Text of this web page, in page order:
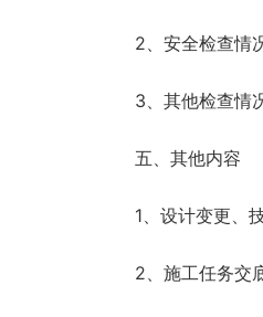
2、安全检查情
3、其他检查情
五、其他内容
1、设计变更、
2、施工任务交